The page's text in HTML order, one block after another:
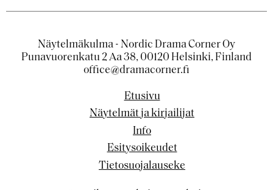
Näytelmäkulma - Nordic Drama Corner Oy
Punavuorenkatu 2 Aa 38, 00120 Helsinki, Finland
office@dramacorner.fi
Etusivu
Näytelmät ja kirjailijat
Info
Esitysoikeudet
Tietosuojalauseke